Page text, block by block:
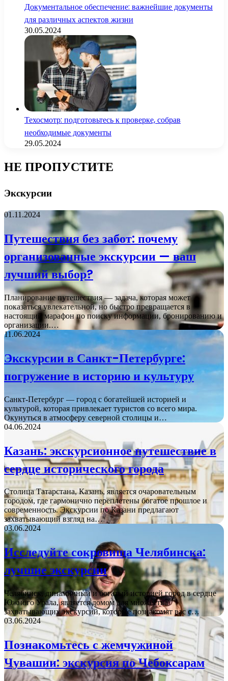
Документальное обеспечение: важнейшие документы
для различных аспектов жизни
30.05.2024
Техосмотр: подготовьтесь к проверке, собрав
необходимые документы
29.05.2024
НЕ ПРОПУСТИТЕ
Экскурсии
01.11.2024
Путешествия без забот: почему
организованные экскурсии — ваш
лучший выбор?
Планирование путешествия — задача, которая может
показаться увлекательной, но быстро превращается в
настоящий марафон по поиску информации, бронированию и
организации.…
11.06.2024
Экскурсии в Санкт-Петербурге:
погружение в историю и культуру
Санкт-Петербург — город с богатейшей историей и
культурой, которая привлекает туристов со всего мира.
Окунуться в атмосферу северной столицы и…
04.06.2024
Казань: экскурсионное путешествие в
сердце исторического города
Столица Татарстана, Казань, является очаровательным
городом, где гармонично переплетены богатое прошлое и
современность. Экскурсии по Казани предлагают
захватывающий взгляд на…
03.06.2024
Исследуйте сокровища Челябинска:
лучшие экскурсии
Челябинск, динамичный и богатый историей город в сердце
Южного Урала, является домом для множества
захватывающих экскурсий, которые познакомят вас с…
03.06.2024
Познакомьтесь с жемчужиной
Чувашии: экскурсия по Чебоксарам